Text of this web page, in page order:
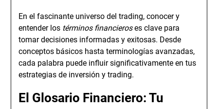
En el fascinante universo del trading, conocer y
entender los términos financieroses clave para
tomar decisiones informadas y exitosas. Desde
conceptos básicos hasta terminologías avanzadas,
cada palabra puede influir significativamente en tus
estrategias de inversión y trading.
El Glosario Financiero: Tu